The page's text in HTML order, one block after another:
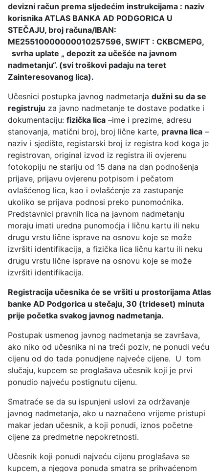
devizni račun prema sljedećim instrukcijama : naziv
korisnika ATLAS BANKA AD PODGORICA U
STEČAJU, broj računa/IBAN:
ME25510000000010257596, SWIFT : CKBCMEPG,
svrha uplate „ depozit za učešće na javnom
nadmetanju“. (svi troškovi padaju na teret
Zainteresovanog lica).
Učesnici postupka javnog nadmetanja dužni su da se
registruju za javno nadmetanje te dostave podatke i
dokumentaciju: fizička lica –ime i prezime, adresu
stanovanja, matični broj, broj lične karte, pravna lica –
naziv i sjedište, registarski broj iz registra kod koga je
registrovan, original izvod iz registra ili ovjerenu
fotokopiju ne stariju od 15 dana na dan podnošenja
prijave, prijavu ovjerenu potpisom i pečatom
ovlašćenog lica, kao i ovlašćenje za zastupanje
ukoliko se prijava podnosi preko punomoćnika.
Predstavnici pravnih lica na javnom nadmetanju
moraju imati uredna punomoćja i ličnu kartu ili neku
drugu vrstu lične isprave na osnovu koje se može
izvršiti identifikacija, a fizička lica ličnu kartu ili neku
drugu vrstu lične isprave na osnovu koje se može
izvršiti identifikacija.
Registracija učesnika će se vršiti u prostorijama Atlas
banke AD Podgorica u stečaju, 30 (trideset) minuta
prije početka svakog javnog nadmetanja.
Postupak usmenog javnog nadmetanja se završava,
ako niko od učesnika ni na treći poziv, ne ponudi veću
cijenu od do tada ponudjene najveće cijene. U tom
slučaju, kupcem se proglašava učesnik koji je prvi
ponudio najveću postignutu cijenu.
Smatraće se da su ispunjeni uslovi za održavanje
javnog nadmetanja, ako u naznačeno vrijeme pristupi
makar jedan učesnik, a koji ponudi, iznos početne
cijene za predmetne nepokretnosti.
Učesnik koji ponudi najveću cijenu proglašava se
kupcem, a njegova ponuda smatra se prihvaćenom